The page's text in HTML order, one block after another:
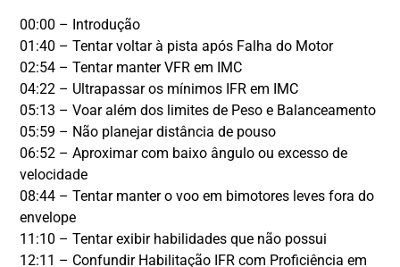
00:00 – Introdução
01:40 – Tentar voltar à pista após Falha do Motor
02:54 – Tentar manter VFR em IMC
04:22 – Ultrapassar os mínimos IFR em IMC
05:13 – Voar além dos limites de Peso e Balanceamento
05:59 – Não planejar distância de pouso
06:52 – Aproximar com baixo ângulo ou excesso de
velocidade
08:44 – Tentar manter o voo em bimotores leves fora do
envelope
11:10 – Tentar exibir habilidades que não possui
12:11 – Confundir Habilitação IFR com Proficiência em